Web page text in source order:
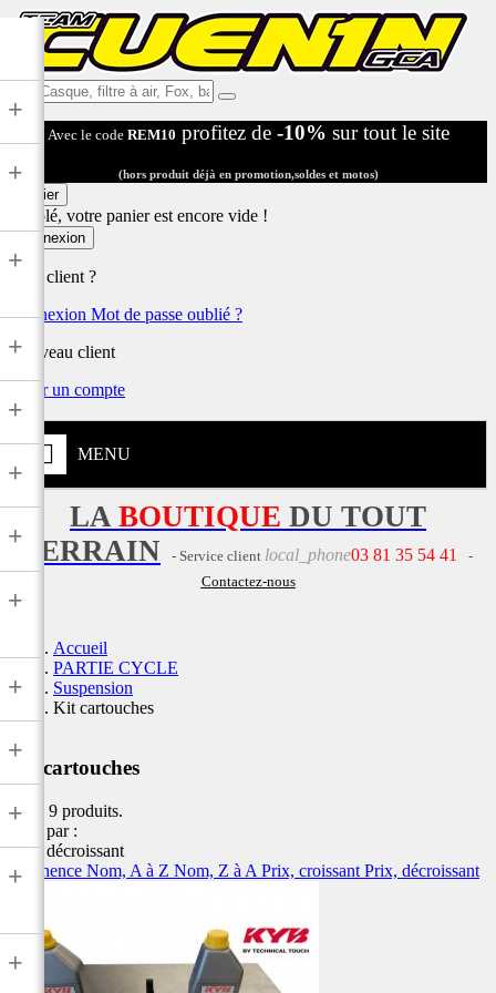
Ex:
Casque,
filtre
air,
Fox,
...
Avec le code REM10 profitez de -10% sur tout le site
(hors produit déjà en promotion,soldes et motos)
Panier
Désolé, votre panier est encore vide !
Connexion
Déjà client ?
Connexion Mot de passe oublié ?
Nouveau client
Créer un compte
MENU
+
+
+
+
+
+
+
+
+
+
+
+
+
LA BOUTIQUE DU TOUT
TERRAIN
- Service client local_phone03 81 35 54 41
-
Contactez-nous
Accueil
PARTIE CYCLE
Suspension
Kit cartouches
Kit cartouches
Il y a 9 produits.
Trier par :
Prix, décroissant
Pertinence Nom, A à Z Nom, Z à A Prix, croissant Prix, décroissant